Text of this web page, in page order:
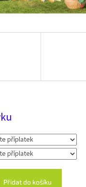
Přidat do košíku